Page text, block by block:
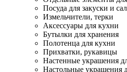
Посуда для закуски и
Измельчители, терки
Аксессуары для кухни
Бутылки для хранения
Полотенца для кухни
Прихватки, рукавицы
Настенные украшения
Настольные украшения